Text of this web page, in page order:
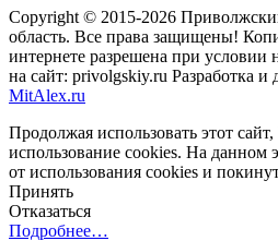
Copyright © 2015-2026
область. Все права защищены!
интернете разрешена при условии
на сайт: privolgskiy.ru Разработка и
MitAlex.ru
Продолжая использовать этот
использование cookies. На данном
от использования cookies и
Принять
Отказаться
Подробнее…